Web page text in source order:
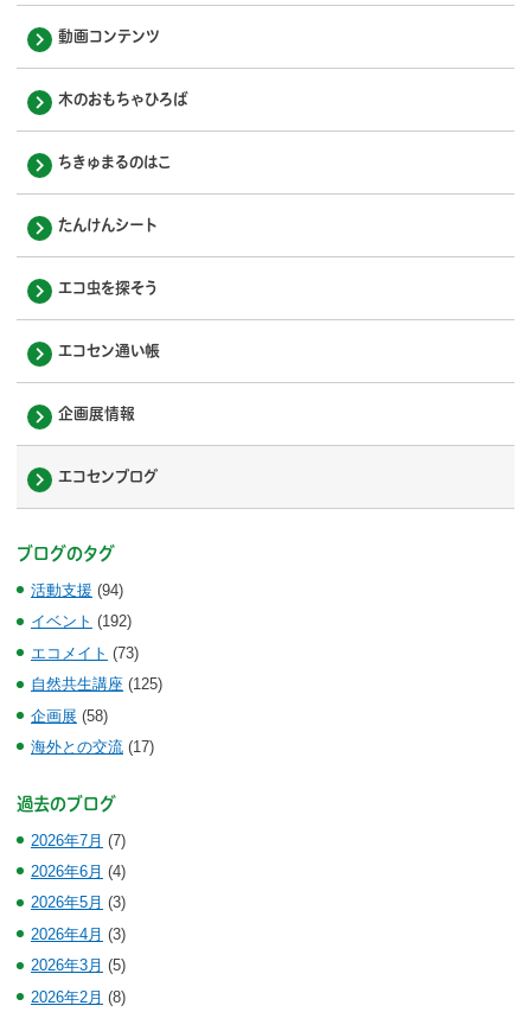
動画コンテンツ
木のおもちゃひろば
ちきゅまるのはこ
たんけんシート
エコ虫を探そう
エコセン通い帳
企画展情報
エコセンブログ
ブログのタグ
活動支援 (94)
イベント (192)
エコメイト (73)
自然共生講座 (125)
企画展 (58)
海外との交流 (17)
過去のブログ
2026年7月 (7)
2026年6月 (4)
2026年5月 (3)
2026年4月 (3)
2026年3月 (5)
2026年2月 (8)